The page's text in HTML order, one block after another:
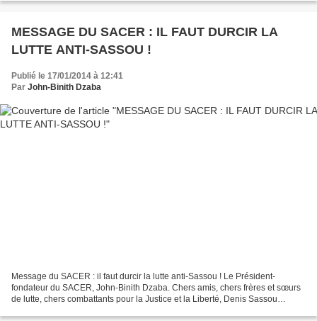
MESSAGE DU SACER : IL FAUT DURCIR LA
LUTTE ANTI-SASSOU !
Publié le 17/01/2014 à 12:41
Par John-Binith Dzaba
Message du SACER : il faut durcir la lutte anti-Sassou ! Le Président-
fondateur du SACER, John-Binith Dzaba. Chers amis, chers frères et sœurs
de lutte, chers combattants pour la Justice et la Liberté, Denis Sassou